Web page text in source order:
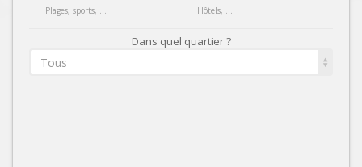
Plages, sports, ... Hôtels, ...
Dans quel quartier ?
Tous